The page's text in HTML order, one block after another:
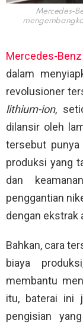
Mercedes-
Mercedes-Benz
dalam
revolusioner
lithium-ion,
dilansir oleh
tersebut punya
produksi yang
dan
penggantian
dengan ekstrak
Bahkan, cara
biaya
membantu
itu, baterai ini
pengisian